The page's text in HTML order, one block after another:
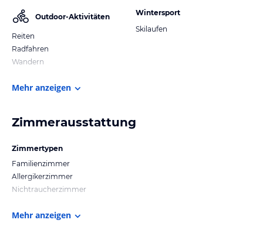
Outdoor-Aktivitäten
Reiten
Radfahren
Wandern
Wintersport
Skilaufen
Mehr anzeigen
Zimmerausstattung
Zimmertypen
Familienzimmer
Allergikerzimmer
Nichtraucherzimmer
Mehr anzeigen